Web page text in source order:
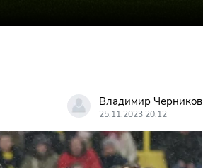
Владимир Черников
25.11.2023 20:12